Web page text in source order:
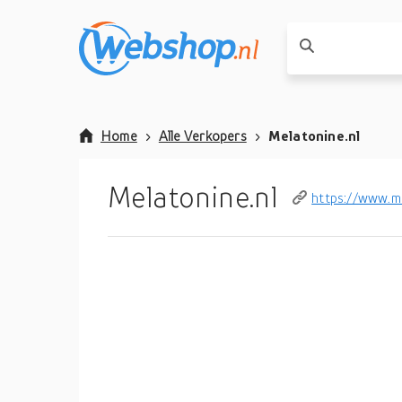
Home Alle Verkopers Melatonine.nl
Melatonine.nl https://